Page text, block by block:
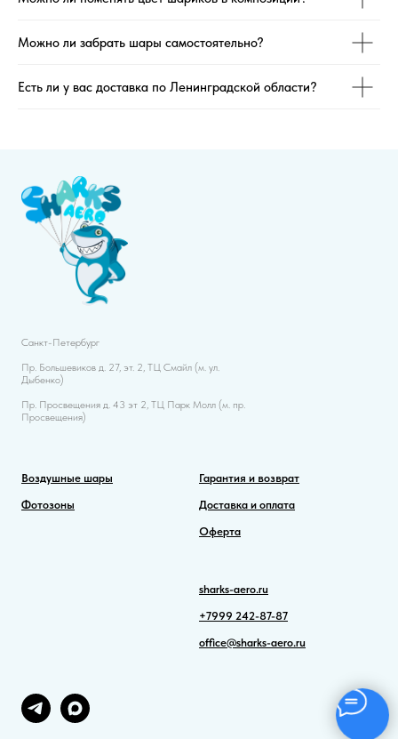
Можно ли забрать шары самостоятельно?
Есть ли у вас доставка по Ленинградской области?
Санкт-Петербург
Пр. Большевиков д. 27, эт. 2, ТЦ Смайл (м. ул.
Дыбенко)
Пр. Просвещения д. 43 эт 2, ТЦ Парк Молл (м. пр.
Просвещения)
Воздушные шары
Фотозоны
Гарантия и возврат
Доставка и оплата
Оферта
sharks-aero.ru
+7999 242-87-87
office@sharks-aero.ru